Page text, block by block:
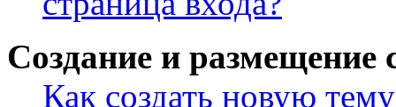
Создание и размещение
Как создать новую